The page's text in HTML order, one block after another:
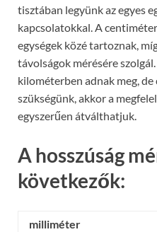
tisztában legyünk az egyes
kapcsolatokkal. A
egységek közé tartoznak,
távolságok mérésére
kilométerben adnak meg,
szükségünk, akkor a
egyszerűen átválthatjuk.
A hosszúság
következők:
milliméter